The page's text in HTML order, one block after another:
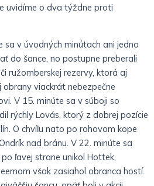
uvidíme o dva týždne proti
sa v úvodných minútach ani jedno
do šance, no postupne preberali
ružomberskej rezervy, ktorá aj
viackrát nebezpečne
V 15. minúte sa v súboji so
rýchly Lovás, ktorý z dobrej pozície
O chvíľu nato po rohovom kope
nad bránu. V 22. minúte sa
ľavej strane unikol Hottek,
však zasiahol obranca hostí.